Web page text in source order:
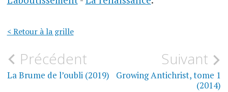
< Retour à la grille
Navigation
de
Précédent
La Brume de l’oubli (2019)
Suivant
Growing Antichrist, tome 1
(2014)